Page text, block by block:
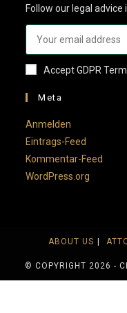
Follow our legal
Accept GDPR
Meta
Anmelden
Eintrags-Feed
Kommentar-Feed
WordPress.org
ABOUT US
© COPYRIGHT 2026 -